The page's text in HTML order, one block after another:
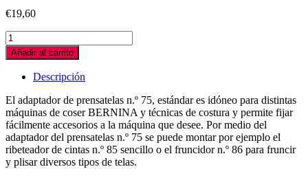
€19,60
ADAPTADOR
MAQUIN
BERNINA
Nº75,
SERIE
1000
quantity
Añadir al carrito
Descripción
El adaptador de prensatelas n.º 75, estándar es idóneo para distintas
máquinas de coser BERNINA y técnicas de costura y permite fijar
fácilmente accesorios a la máquina que desee. Por medio del
adaptador del prensatelas n.º 75 se puede montar por ejemplo el
ribeteador de cintas n.º 85 sencillo o el fruncidor n.º 86 para fruncir
y plisar diversos tipos de telas.